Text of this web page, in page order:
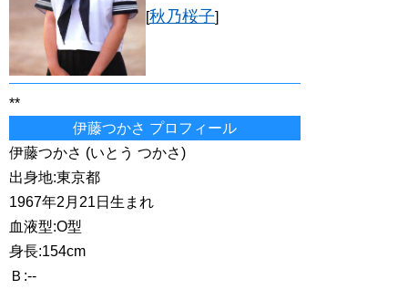
[秋乃桜子]
**
伊藤つかさ プロフィール
伊藤つかさ (いとう つかさ)
出身地:東京都
1967年2月21日生まれ
血液型:O型
身長:154cm
Ｂ:--